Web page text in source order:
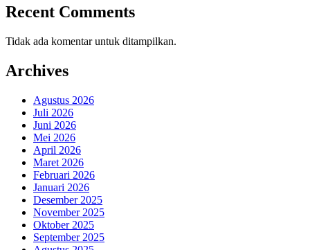
Recent Comments
Tidak ada komentar untuk ditampilkan.
Archives
Agustus 2026
Juli 2026
Juni 2026
Mei 2026
April 2026
Maret 2026
Februari 2026
Januari 2026
Desember 2025
November 2025
Oktober 2025
September 2025